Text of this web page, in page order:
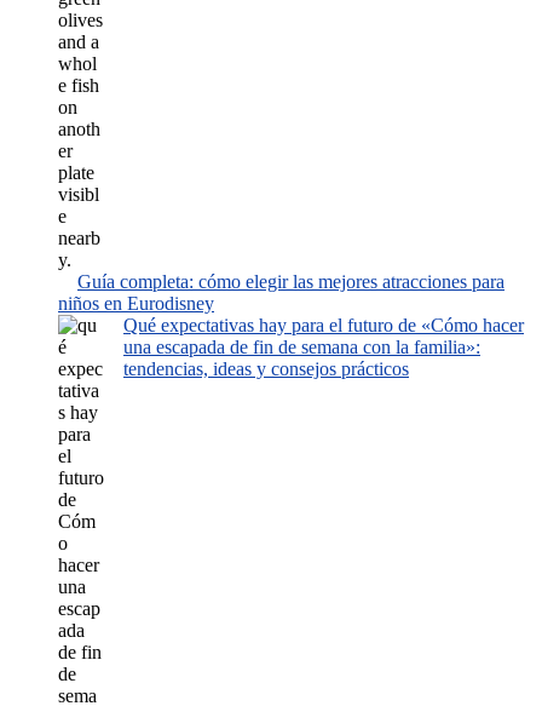
Guía completa: cómo elegir las mejores atracciones para
niños en Eurodisney
Qué expectativas hay para el futuro de «Cómo hacer
una escapada de fin de semana con la familia»:
tendencias, ideas y consejos prácticos